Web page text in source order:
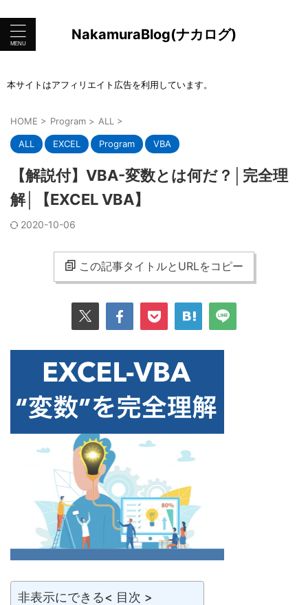
NakamuraBlog(ナカログ)
本サイトはアフィリエイト広告を利用しています。
HOME > Program > ALL >
ALL EXCEL Program VBA
【解説付】VBA-変数とは何だ？│完全理
解│【EXCEL VBA】
2020-10-06
この記事タイトルとURLをコピー
非表示にできる< 目次 >